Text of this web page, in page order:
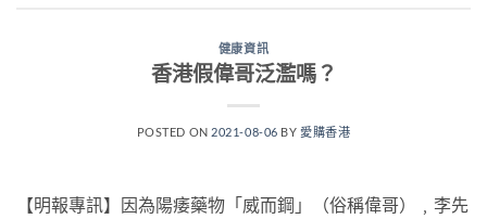
健康資訊
香港假偉哥泛濫嗎？
POSTED ON 2021-08-06 BY愛購香港
【明報專訊】因為陽痿藥物「威而鋼」（俗稱偉哥）﹐李先